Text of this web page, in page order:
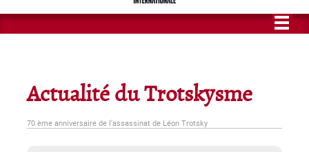
Actualité du Trotskysme
70 ème anniversaire de l'assassinat de Léon Trotsky